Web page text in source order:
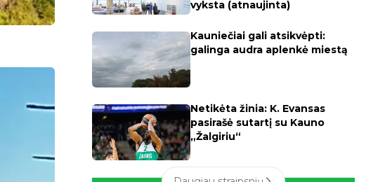
vyksta (atnaujinta)
Kauniečiai gali atsikvėpti:
galinga audra aplenkė miestą
Netikėta žinia: K. Evansas
pasirašė sutartį su Kauno
„Žalgiriu“